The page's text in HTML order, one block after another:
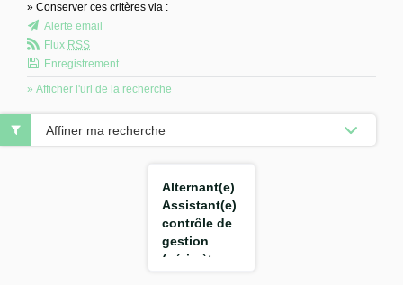
» Conserver ces critères via :
Alerte email
Flux RSS
Enregistrement
» Afficher l'url de la recherche
Alternant(e)
Assistant(e)
contrôle de
gestion
(périmètre
Affiner ma recherche